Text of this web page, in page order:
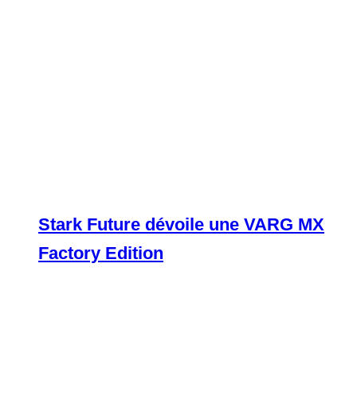
Stark Future dévoile une VARG MX
Factory Edition